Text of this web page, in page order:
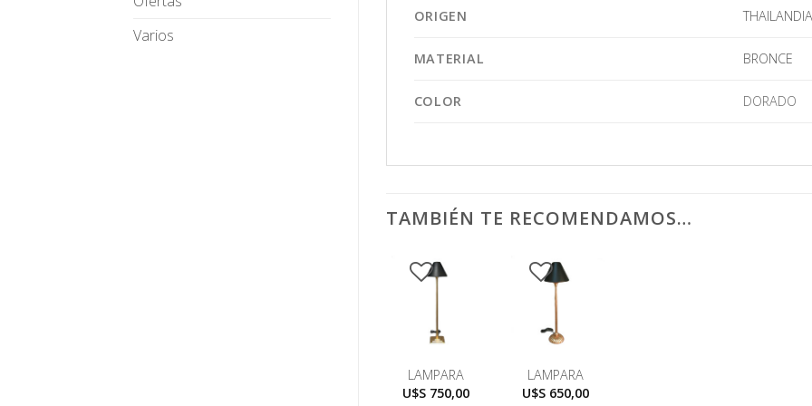
Varios
ORIGEN THAILANDIA
MATERIAL BRONCE
COLOR DORADO
TAMBIÉN TE RECOMENDAMOS…
LAMPARA
U$S 750,00
LAMPARA
U$S 650,00